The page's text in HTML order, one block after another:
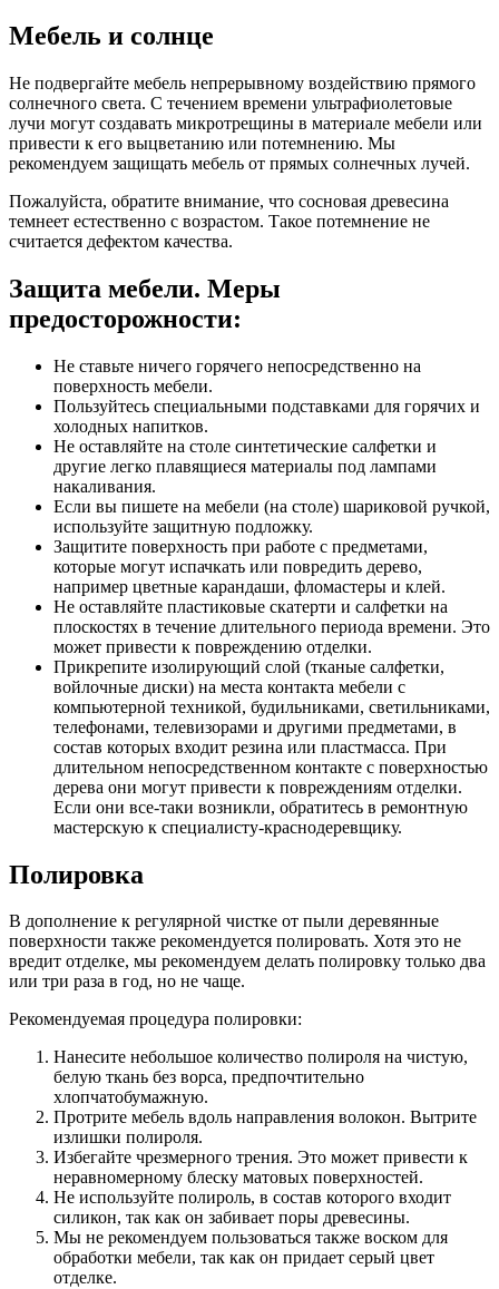
Мебель и солнце
Не подвергайте мебель непрерывному воздействию прямого
солнечного света. С течением времени ультрафиолетовые
лучи могут создавать микротрещины в материале мебели или
привести к его выцветанию или потемнению. Мы
рекомендуем защищать мебель от прямых солнечных лучей.
Пожалуйста, обратите внимание, что сосновая древесина
темнеет естественно с возрастом. Такое потемнение не
считается дефектом качества.
Защита мебели. Меры
предосторожности:
Не ставьте ничего горячего непосредственно на
поверхность мебели.
Пользуйтесь специальными подставками для горячих и
холодных напитков.
Не оставляйте на столе синтетические салфетки и
другие легко плавящиеся материалы под лампами
накаливания.
Если вы пишете на мебели (на столе) шариковой ручкой,
используйте защитную подложку.
Защитите поверхность при работе с предметами,
которые могут испачкать или повредить дерево,
например цветные карандаши, фломастеры и клей.
Не оставляйте пластиковые скатерти и салфетки на
плоскостях в течение длительного периода времени. Это
может привести к повреждению отделки.
Прикрепите изолирующий слой (тканые салфетки,
войлочные диски) на места контакта мебели с
компьютерной техникой, будильниками, светильниками,
телефонами, телевизорами и другими предметами, в
состав которых входит резина или пластмасса. При
длительном непосредственном контакте с поверхностью
дерева они могут привести к повреждениям отделки.
Если они все-таки возникли, обратитесь в ремонтную
мастерскую к специалисту-краснодеревщику.
Полировка
В дополнение к регулярной чистке от пыли деревянные
поверхности также рекомендуется полировать. Хотя это не
вредит отделке, мы рекомендуем делать полировку только два
или три раза в год, но не чаще.
Рекомендуемая процедура полировки:
Нанесите небольшое количество полироля на чистую,
белую ткань без ворса, предпочтительно
хлопчатобумажную.
Протрите мебель вдоль направления волокон. Вытрите
излишки полироля.
Избегайте чрезмерного трения. Это может привести к
неравномерному блеску матовых поверхностей.
Не используйте полироль, в состав которого входит
силикон, так как он забивает поры древесины.
Мы не рекомендуем пользоваться также воском для
обработки мебели, так как он придает серый цвет
отделке.